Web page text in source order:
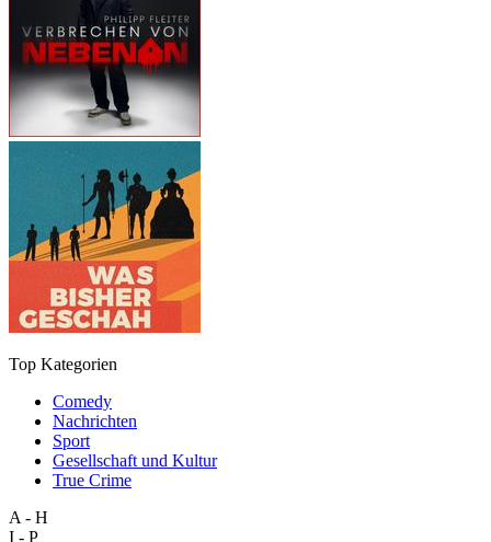
Top Kategorien
Comedy
Nachrichten
Sport
Gesellschaft und Kultur
True Crime
A - H
I - P